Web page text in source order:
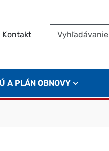
Kontakt
Vyhľadávanie
A PLÁN OBNOVY